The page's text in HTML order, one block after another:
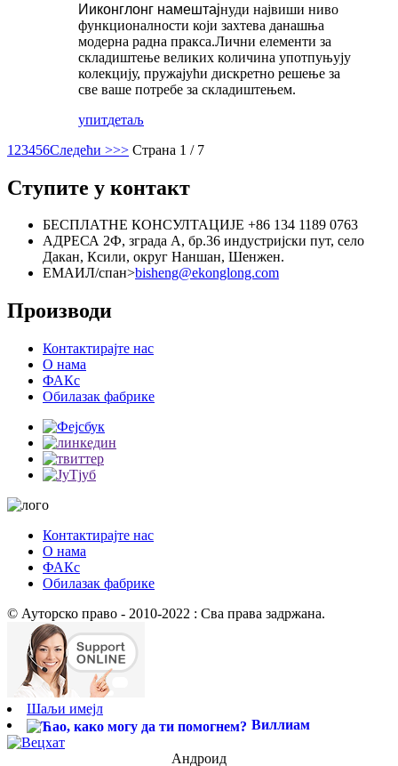
Ииконглонг намештајнуди највиши ниво
функционалности који захтева данашња
модерна радна пракса.Лични елементи за
складиштење великих количина употпуњују
колекцију, пружајући дискретно решење за
све ваше потребе за складиштењем.
упитдетаљ
1 23456Следећи >>> Страна 1 / 7
Ступите у контакт
БЕСПЛАТНЕ КОНСУЛТАЦИЈЕ +86 134 1189 0763
АДРЕСА 2Ф, зграда А, бр.36 индустријски пут, село
Дакан, Ксили, округ Наншан, Шенжен.
ЕМАИЛ/спан>bisheng@ekonglong.com
Производи
Контактирајте нас
О нама
ФАКс
Обилазак фабрике
Контактирајте нас
О нама
ФАКс
Обилазак фабрике
© Ауторско право - 2010-2022 : Сва права задржана.
Шаљи имејл
Виллиам
Андроид